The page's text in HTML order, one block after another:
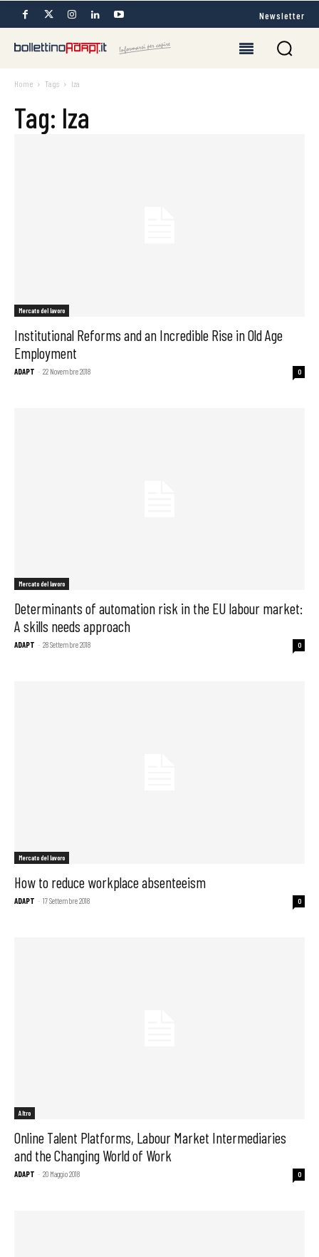
Newsletter
Home Tags Iza
Tag: Iza
Mercato del lavoro
Institutional Reforms and an Incredible Rise in Old Age
Employment
ADAPT - 22 Novembre 2018 0
Mercato del lavoro
Determinants of automation risk in the EU labour market:
A skills needs approach
ADAPT - 28 Settembre 2018 0
Mercato del lavoro
How to reduce workplace absenteeism
ADAPT - 17 Settembre 2018 0
Altro
Online Talent Platforms, Labour Market Intermediaries
and the Changing World of Work
ADAPT - 20 Maggio 2018 0